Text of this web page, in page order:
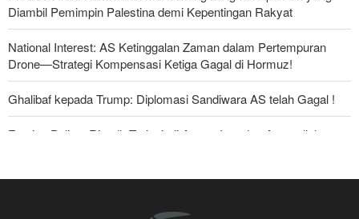
Diambil Pemimpin Palestina demi Kepentingan Rakyat
National Interest: AS Ketinggalan Zaman dalam Pertempuran
Drone—Strategi Kompensasi Ketiga Gagal di Hormuz!
Ghalibaf kepada Trump: Diplomasi Sandiwara AS telah Gagal !
Foreign Policy: Riyadh Terjepit di Antara Iran dan Ansarullah,